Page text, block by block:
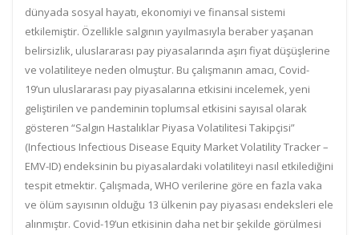
dünyada sosyal hayatı, ekonomiyi ve finansal sistemi
etkilemiştir. Özellikle salgının yayılmasıyla beraber yaşanan
belirsizlik, uluslararası pay piyasalarında aşırı fiyat düşüşlerine
ve volatiliteye neden olmuştur. Bu çalışmanın amacı, Covid-
19’un uluslararası pay piyasalarına etkisini incelemek, yeni
geliştirilen ve pandeminin toplumsal etkisini sayısal olarak
gösteren “Salgın Hastalıklar Piyasa Volatilitesi Takipçisi”
(Infectious Infectious Disease Equity Market Volatility Tracker –
EMV-ID) endeksinin bu piyasalardaki volatiliteyi nasıl etkilediğini
tespit etmektir. Çalışmada, WHO verilerine göre en fazla vaka
ve ölüm sayısının olduğu 13 ülkenin pay piyasası endeksleri ele
alınmıştır. Covid-19’un etkisinin daha net bir şekilde görülmesi